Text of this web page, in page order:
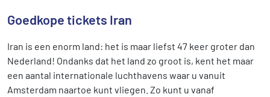
Goedkope tickets Iran
Iran is een enorm land: het is maar liefst 47 keer groter dan
Nederland! Ondanks dat het land zo groot is, kent het maar
een aantal internationale luchthavens waar u vanuit
Amsterdam naartoe kunt vliegen. Zo kunt u vanaf